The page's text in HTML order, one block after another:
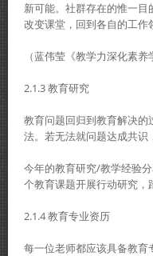
新可能。社群存在的惟一
改变课堂，回到各自的工作
（蓝伟莹《教学力深化素养
2.1.3 教育研究
教育问题回归到教育解决
法。若无法就问题达成共
今年的教育研究/教学经验
个教育课题开展行动研究，
2.1.4 教育专业资历
每一位老师都应该具备教